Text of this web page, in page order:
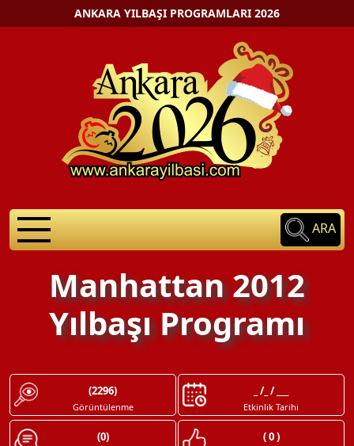
ANKARA YILBAŞI PROGRAMLARI 2026
ARA
Manhattan 2012
Yılbaşı Programı
(2296)
Görüntülenme
_ /_ / ___
Etkinlik Tarihi
(0) ( 0 )